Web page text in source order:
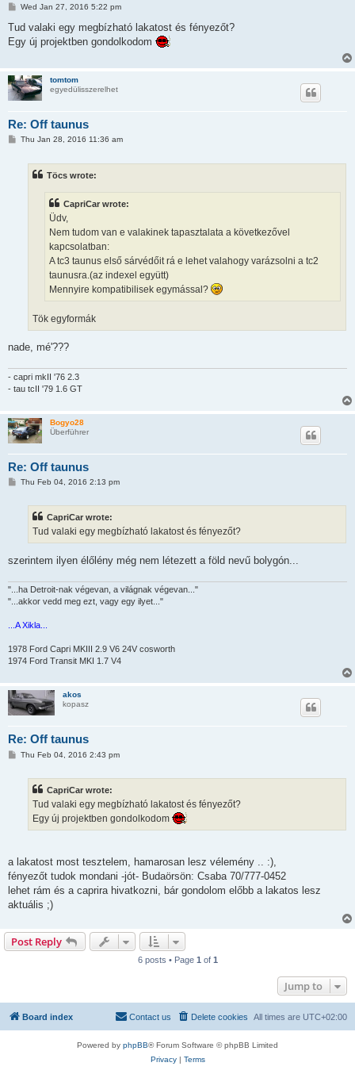
P
s
Wed Jan 27, 2016 5:22 pm
Tud valaki egy megbízható lakatost és fényezőt?
Egy új projektben gondolkodom
tomtom
egyedülisszerelhet
Re: Off taunus
PThu Jan 28, 2016 11:36 am
Töcs wrote:
CapriCar wrote:
Üdv,
Nem tudom van e valakinek tapasztalata a következővel
kapcsolatban:
A tc3 taunus első sárvédőit rá e lehet valahogy varázsolni a tc2
taunusra.(az indexel együtt)
Mennyire kompatibilisek egymással?
Tök egyformák
nade, mé'???
- capri mkII '76 2.3
- tau tcII '79 1.6 GT
Bogyo28
Überführer
Re: Off taunus
PThu Feb 04, 2016 2:13 pm
CapriCar wrote:
Tud valaki egy megbízható lakatost és fényezőt?
szerintem ilyen élőlény még nem létezett a föld nevű bolygón...
"...ha Detroit-nak végevan, a világnak végevan..."
"...akkor vedd meg ezt, vagy egy ilyet..."
...A Xikla...
1978 Ford Capri MKIII 2.9 V6 24V cosworth
1974 Ford Transit MKI 1.7 V4
akos
kopasz
Re: Off taunus
PThu Feb 04, 2016 2:43 pm
CapriCar wrote:
Tud valaki egy megbízható lakatost és fényezőt?
Egy új projektben gondolkodom
a lakatost most tesztelem, hamarosan lesz vélemény .. :),
fényezőt tudok mondani -jót- Budaörsön: Csaba 70/777-0452
lehet rám és a caprira hivatkozni, bár gondolom előbb a lakatos lesz
aktuális ;)
Post Reply
6 posts • Page 1 of 1
Jump to
Board index All times are UTC+02:00
Delete cookies
Contact us
Powered by phpBB® Forum Software © phpBB Limited
Privacy| Terms